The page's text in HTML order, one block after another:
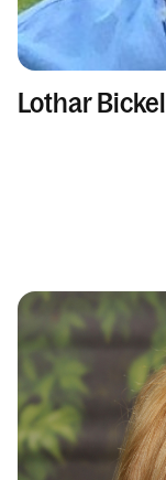
Lothar Bickel